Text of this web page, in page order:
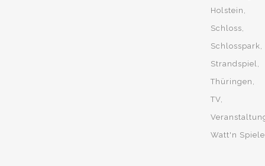
Holstein
Schloss
Schlosspark
Strandspiel
Thüringen
TV
Watt'n Spiele